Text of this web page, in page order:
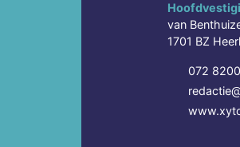
van
1701 BZ
072